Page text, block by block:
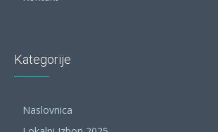
Kategorije
Naslovnica